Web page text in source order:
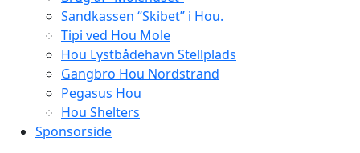
Sandkassen “Skibet” i Hou.
Tipi ved Hou Mole
Hou Lystbådehavn Stellplads
Gangbro Hou Nordstrand
Pegasus Hou
Hou Shelters
Sponsorside